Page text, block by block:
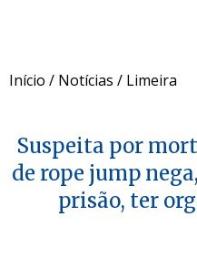
Início / Notícias / Limeira
Suspeita por
de rope jump
prisão, ter